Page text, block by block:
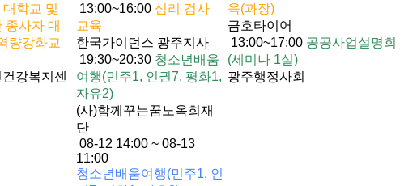
대학교 및
종사자 대
량강화교
강복지센
13:00~16:00 심리 검사
교육
한국가이던스 광주지사
19:30~20:30 청소년배움
여행(민주1, 인권7, 평화1,
자유2)
(사)함께꾸는꿈노옥희재
단
08-12 14:00 ~ 08-13
11:00
청소년배움여행(민주1, 인
육(과장)
금호타이어
13:00~17:00 공공사업설명회
(세미나 1실)
광주행정사회